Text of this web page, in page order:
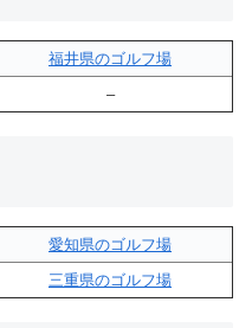
福井県のゴルフ場
–
愛知県のゴルフ場
三重県のゴルフ場